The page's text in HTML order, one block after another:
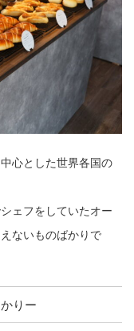
心とした世界各国の
ェフをしていたオー
ないものばかりで
りー